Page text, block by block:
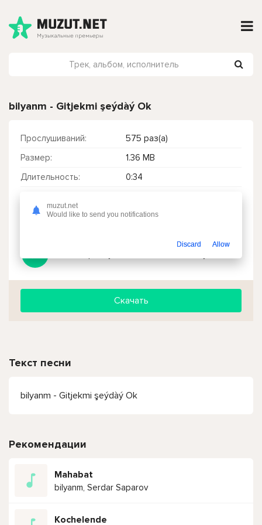
bilyanm - Gitjekmi şeýdàý Ok
Прослушиваний:
575 раз(а)
Размер:
1.36 MB
Длительность:
0:34
Дата релиза:
31 июль 2023
Скачать
Текст песни
bilyanm - Gitjekmi şeýdàý Ok
Рекомендации
Mahabat
bilyanm, Serdar Saparov
Kochelende
muzut.net
Would like to send you notifications
Discard Allow